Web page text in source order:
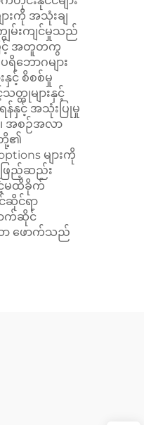
းကို အသုံးချ
ျွမ်းကျင်မှုသည်
ြင့် အတူတကွ
ောဂများ
င့် စိစစ်မှု
တုများနှင့်
န်နှင့် အသုံးပြုမှု
၊ အစဉ်အလာ
တို့၏
များကို
ဖြည့်ဆည်း
င့်မထိခိုက်
ဆိုင်ရာ
ာက်ဆိုင်
ော ဖောက်သည်